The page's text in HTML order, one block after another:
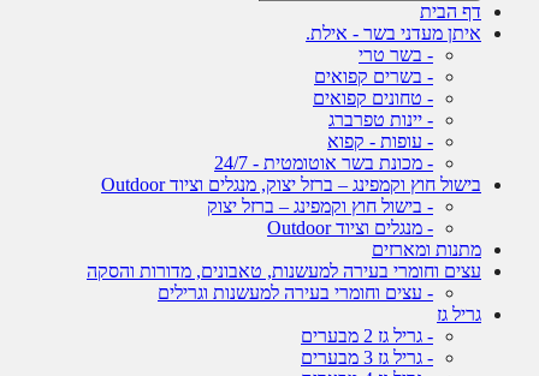
דף הבית
איתן מעדני בשר - אילת.
- בשר טרי
- בשרים קפואים
- טחונים קפואים
- יינות טפרברג
- עופות - קפוא
- מכונת בשר אוטומטית - 24/7
בישול חוץ וקמפינג – ברזל יצוק, מנגלים וציוד Outdoor
- בישול חוץ וקמפינג – ברזל יצוק
- מנגלים וציוד Outdoor
מתנות ומארזים
עצים וחומרי בעירה למעשנות, טאבונים, מדורות והסקה
- עצים וחומרי בעירה למעשנות וגרילים
גריל גז
- גריל גז 2 מבערים
- גריל גז 3 מבערים